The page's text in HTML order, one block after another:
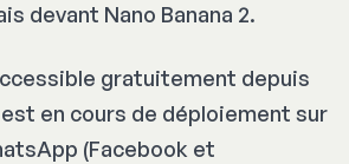
devant Nano Banana 2.
gratuitement depuis
en cours de déploiement sur
(Facebook et